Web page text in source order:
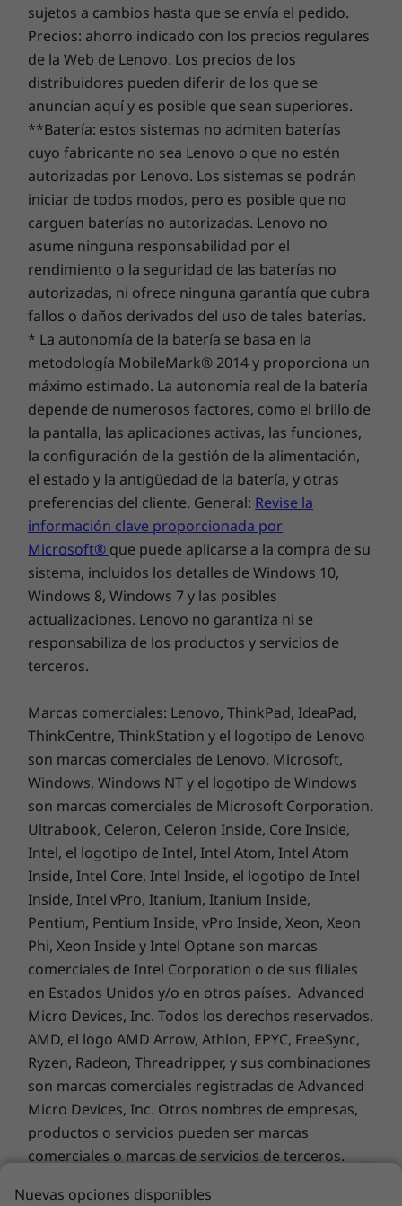
como para impedir que el Lenovo ThinkCentre
M90t Gen 5 (Intel) pueda seguir el ritmo de los
negocios. Equipado con la avanzada tecnología
de Intel vPro® Enterprise y los procesadores
Intel® Core™, este ordenador de sobremesa
garantiza un rendimiento excepcional. Mejora
cualquier tarea digital con las funcionalidades
de vanguardia aceleradas por la IA de Lenovo,
que mejoran a su vez el rendimiento general.
Versatilidad mejorada
Con sus funciones fáciles de usar, el
ThinkCentre M90t Gen 5 (Intel) te permite
compartir sin esfuerzo el control sobre los
dispositivos, los datos y la proyección de
pantalla en múltiples dispositivos. El Smart
Cable revoluciona la forma en que los
dispositivos colaboran al integrar a la
Disfruta de la comodidad de las rápidas
transferencias de datos y una productividad
fluida.
Sostenibilidad
medioambiental
Esta estación de trabajo ha sido diseñada
meticulosamente con un fuerte enfoque en el
destaca por la incorporación de contenido
* Las velocidades de transferencia del puerto USB son aproximadas y dependen de
muchos factores, como la capacidad de procesamiento de los dispositivos host o
periféricos, los atributos de los archivos, la configuración del sistema y los entornos
operativos; las velocidades reales variarán y pueden ser menores de lo esperado.
Conexión inalámbrica
Intel Wi-Fi 6E*
Intel®Wi-Fi 6
Liteon RTL8852BE WIFI 6 2 x 2 AX
* La operación de Wi-Fi 6E a 6 GHz depende de la compatibilidad del sistema
operativo, de que los routers/AP/puertas de enlace admitan Wi-Fi 6E, además de las
certificaciones normativas regionales y la asignación del espectro.
Diseño
Dimensiones (alto × ancho × profundidad)
376 x 170 x 297,85 mm (14,80” x 6,69” x 11,73”)
Pantalla
Admite hasta 4 monitores independientes
Peso
A partir de 6,5 kg
Color
Raven Black
Sostenibilidad
Packaging:
cojín de polietileno expandido con un 90 % de
contenido postindustrial (PIC EPE)
Bolsa de un 30 % de plástico con riesgo de acabar en el
océano (OBP)
Cartón con certificación Forest Stewardship Council
(FSC)
Material del chasis:
un 85 % del plástico acrilonitrilo butadieno estireno
(ABS) utilizado en el chasis es de contenido
postconsumo (PCC)
Certificaciones/registros
Energy Star®8.0
EPEAT ® Gold*
ERP LOT 3
RoHS
Mil-spec 810H
15-Opcional: 2 puertos PS/2 (teclado/ratón)
16-Opcional: puerto de serie
17-Opcional: ranuras para tarjetas de expansión
18-Ranura de seguridad Kensington™
19-Entrada de alimentación
sujetos a cambios hasta que se envía el pedido.
Precios: ahorro indicado con los precios regulares
de la Web de Lenovo. Los precios de los
distribuidores pueden diferir de los que se
anuncian aquí y es posible que sean superiores.
**Batería: estos sistemas no admiten baterías
cuyo fabricante no sea Lenovo o que no estén
autorizadas por Lenovo. Los sistemas se podrán
iniciar de todos modos, pero es posible que no
carguen baterías no autorizadas. Lenovo no
asume ninguna responsabilidad por el
rendimiento o la seguridad de las baterías no
autorizadas, ni ofrece ninguna garantía que cubra
fallos o daños derivados del uso de tales baterías.
* La autonomía de la batería se basa en la
metodología MobileMark® 2014 y proporciona un
máximo estimado. La autonomía real de la batería
depende de numerosos factores, como el brillo de
la pantalla, las aplicaciones activas, las funciones,
la configuración de la gestión de la alimentación,
el estado y la antigüedad de la batería, y otras
preferencias del cliente. General: Revise la
información clave proporcionada por
Microsoft® que puede aplicarse a la compra de su
sistema, incluidos los detalles de Windows 10,
Windows 8, Windows 7 y las posibles
actualizaciones. Lenovo no garantiza ni se
responsabiliza de los productos y servicios de
terceros.
Marcas comerciales: Lenovo, ThinkPad, IdeaPad,
ThinkCentre, ThinkStation y el logotipo de Lenovo
son marcas comerciales de Lenovo. Microsoft,
Windows, Windows NT y el logotipo de Windows
son marcas comerciales de Microsoft Corporation.
Ultrabook, Celeron, Celeron Inside, Core Inside,
Intel, el logotipo de Intel, Intel Atom, Intel Atom
Inside, Intel Core, Intel Inside, el logotipo de Intel
Inside, Intel vPro, Itanium, Itanium Inside,
Pentium, Pentium Inside, vPro Inside, Xeon, Xeon
Phi, Xeon Inside y Intel Optane son marcas
comerciales de Intel Corporation o de sus filiales
en Estados Unidos y/o en otros países. Advanced
Micro Devices, Inc. Todos los derechos reservados.
AMD, el logo AMD Arrow, Athlon, EPYC, FreeSync,
Ryzen, Radeon, Threadripper, y sus combinaciones
son marcas comerciales registradas de Advanced
Micro Devices, Inc. Otros nombres de empresas,
productos o servicios pueden ser marcas
comerciales o marcas de servicios de terceros.
Nuevas opciones disponibles